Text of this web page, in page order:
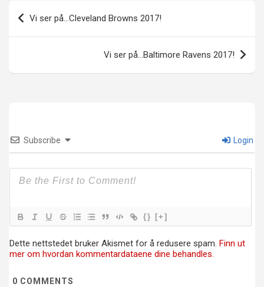
Innleggsnavigasjon
Vi ser på…Cleveland Browns 2017!
Vi ser på…Baltimore Ravens 2017!
Subscribe Login
{} [+]
Dette nettstedet bruker Akismet for å redusere spam. Finn ut
mer om hvordan kommentardataene dine behandles.
0 COMMENTS